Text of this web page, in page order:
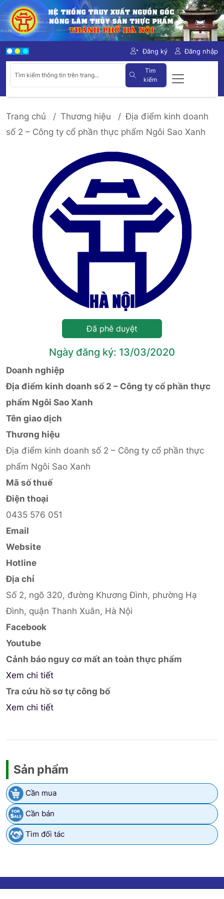
Đăng ký Đăng nhập
Tìm
kiếm
Trang chủ Thương hiệu
Địa điểm kinh doanh
số 2 – Công ty cổ phần thực phẩm Ngôi Sao Xanh
Đã phê duyệt
Ngày đăng ký: 13/03/2020
Doanh nghiệp
Địa điểm kinh doanh số 2 – Công ty cổ phần thực
phẩm Ngôi Sao Xanh
Tên giao dịch
Thương hiệu
Địa điểm kinh doanh số 2 – Công ty cổ phần thực
phẩm Ngôi Sao Xanh
Mã số thuế
Điện thoại
0435 576 051
Email
Website
Hotline
Địa chỉ
Số 2, ngõ 320, đường Khương Đình, phường Hạ
Đình, quận Thanh Xuân, Hà Nội
Facebook
Youtube
Cảnh báo nguy cơ mất an toàn thực phẩm
Xem chi tiết
Tra cứu hồ sơ tự công bố
Xem chi tiết
Sản phẩm
Cần mua
Cần bán
Tìm đối tác